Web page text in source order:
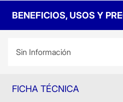
BENEFICIOS, USOS Y
Sin Información
FICHA TÉCNICA